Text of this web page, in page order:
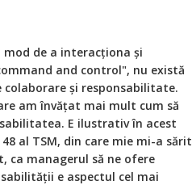
de a interacționa și
and control", nu există
colaborare și responsabilitate.
am învățat mai mult cum să
E ilustrativ în acest
al TSM, din care mie mi-a sărit
ca managerul să ne ofere
e aspectul cel mai